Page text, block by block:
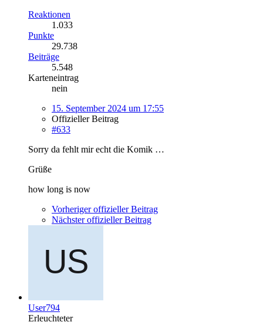
Reaktionen
1.033
Punkte
29.738
Beiträge
5.548
Karteneintrag
nein
15. September 2024 um 17:55
Offizieller Beitrag
#633
Sorry da fehlt mir echt die Komik …
Grüße
how long is now
Vorheriger offizieller Beitrag
Nächster offizieller Beitrag
User794
Erleuchteter